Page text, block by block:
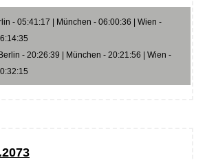
- 05:41:17 | München - 06:00:36 | Wien -
- 20:26:39 | München - 20:21:56 | Wien -